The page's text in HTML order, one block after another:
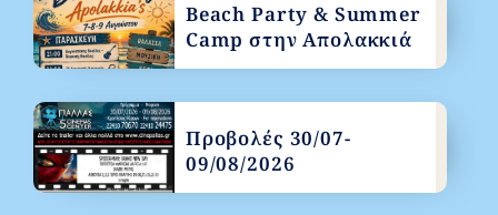
Beach Party & Summer
Camp στην Απολακκιά
Προβολές 30/07-
09/08/2026